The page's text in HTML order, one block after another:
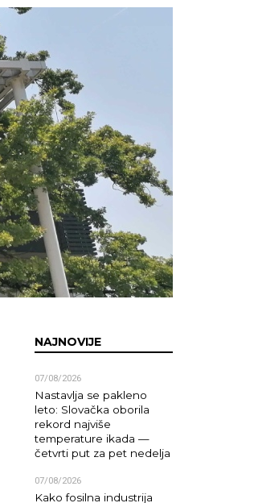
NAJNOVIJE
07/08/2026
Nastavlja se pakleno
leto: Slovačka oborila
rekord najviše
temperature ikada —
četvrti put za pet nedelja
07/08/2026
Kako fosilna industrija